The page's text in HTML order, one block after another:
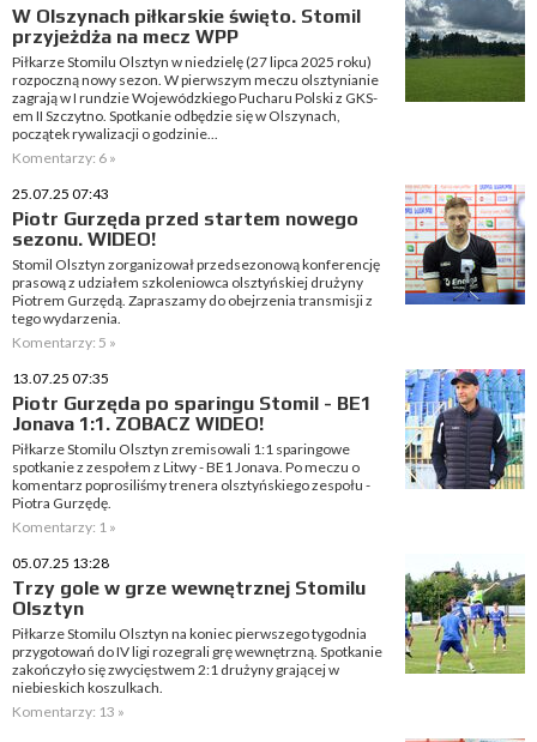
W Olszynach piłkarskie święto. Stomil
przyjeżdża na mecz WPP
Piłkarze Stomilu Olsztyn w niedzielę (27 lipca 2025 roku)
rozpoczną nowy sezon. W pierwszym meczu olsztynianie
zagrają w I rundzie Wojewódzkiego Pucharu Polski z GKS-
em II Szczytno. Spotkanie odbędzie się w Olszynach,
początek rywalizacji o godzinie...
Komentarzy: 6 »
25.07.25 07:43
Piotr Gurzęda przed startem nowego
sezonu. WIDEO!
Stomil Olsztyn zorganizował przedsezonową konferencję
prasową z udziałem szkoleniowca olsztyńskiej drużyny
Piotrem Gurzędą. Zapraszamy do obejrzenia transmisji z
tego wydarzenia.
Komentarzy: 5 »
13.07.25 07:35
Piotr Gurzęda po sparingu Stomil - BE1
Jonava 1:1. ZOBACZ WIDEO!
Piłkarze Stomilu Olsztyn zremisowali 1:1 sparingowe
spotkanie z zespołem z Litwy - BE1 Jonava. Po meczu o
komentarz poprosiliśmy trenera olsztyńskiego zespołu -
Piotra Gurzędę.
Komentarzy: 1 »
05.07.25 13:28
Trzy gole w grze wewnętrznej Stomilu
Olsztyn
Piłkarze Stomilu Olsztyn na koniec pierwszego tygodnia
przygotowań do IV ligi rozegrali grę wewnętrzną. Spotkanie
zakończyło się zwycięstwem 2:1 drużyny grającej w
niebieskich koszulkach.
Komentarzy: 13 »